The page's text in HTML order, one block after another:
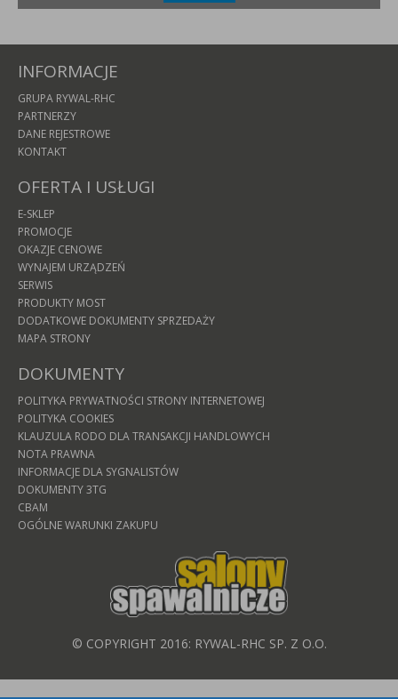
INFORMACJE
GRUPA RYWAL-RHC
PARTNERZY
DANE REJESTROWE
KONTAKT
OFERTA I USŁUGI
E-SKLEP
PROMOCJE
OKAZJE CENOWE
WYNAJEM URZĄDZEŃ
SERWIS
PRODUKTY MOST
DODATKOWE DOKUMENTY SPRZEDAŻY
MAPA STRONY
DOKUMENTY
POLITYKA PRYWATNOŚCI STRONY INTERNETOWEJ
POLITYKA COOKIES
KLAUZULA RODO DLA TRANSAKCJI HANDLOWYCH
NOTA PRAWNA
INFORMACJE DLA SYGNALISTÓW
DOKUMENTY 3TG
CBAM
OGÓLNE WARUNKI ZAKUPU
© COPYRIGHT 2016: RYWAL-RHC SP. Z O.O.